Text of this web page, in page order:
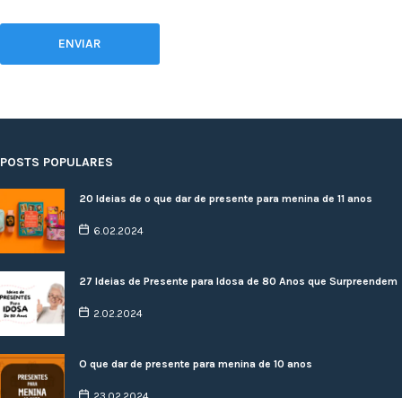
POSTS POPULARES
20 Ideias de o que dar de presente para menina de 11 anos
6.02.2024
27 Ideias de Presente para Idosa de 80 Anos que Surpreendem
2.02.2024
O que dar de presente para menina de 10 anos